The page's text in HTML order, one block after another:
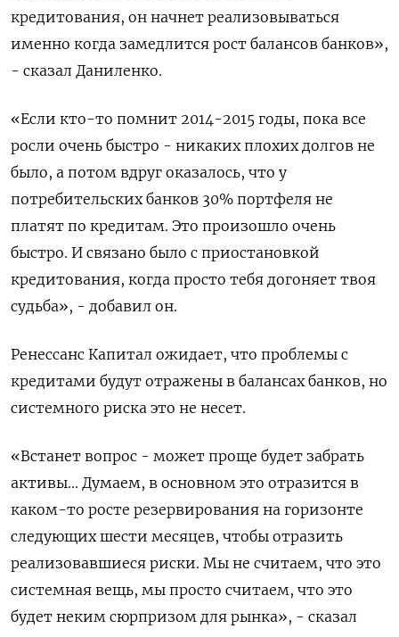
кредитования, он начнет реализовываться
именно когда замедлится рост балансов банков»,
- сказал Даниленко.
«Если кто-то помнит 2014-2015 годы, пока все
росли очень быстро - никаких плохих долгов не
было, а потом вдруг оказалось, что у
потребительских банков 30% портфеля не
платят по кредитам. Это произошло очень
быстро. И связано было с приостановкой
кредитования, когда просто тебя догоняет твоя
судьба», - добавил он.
Ренессанс Капитал ожидает, что проблемы с
кредитами будут отражены в балансах банков, но
системного риска это не несет.
«Встанет вопрос - может проще будет забрать
активы... Думаем, в основном это отразится в
каком-то росте резервирования на горизонте
следующих шести месяцев, чтобы отразить
реализовавшиеся риски. Мы не считаем, что это
системная вещь, мы просто считаем, что это
будет неким сюрпризом для рынка», - сказал